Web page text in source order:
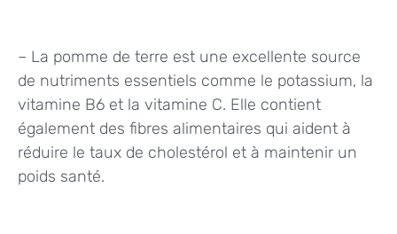
– La pomme de terre est une excellente source
de nutriments essentiels comme le potassium, la
vitamine B6 et la vitamine C. Elle contient
également des fibres alimentaires qui aident à
réduire le taux de cholestérol et à maintenir un
poids santé.